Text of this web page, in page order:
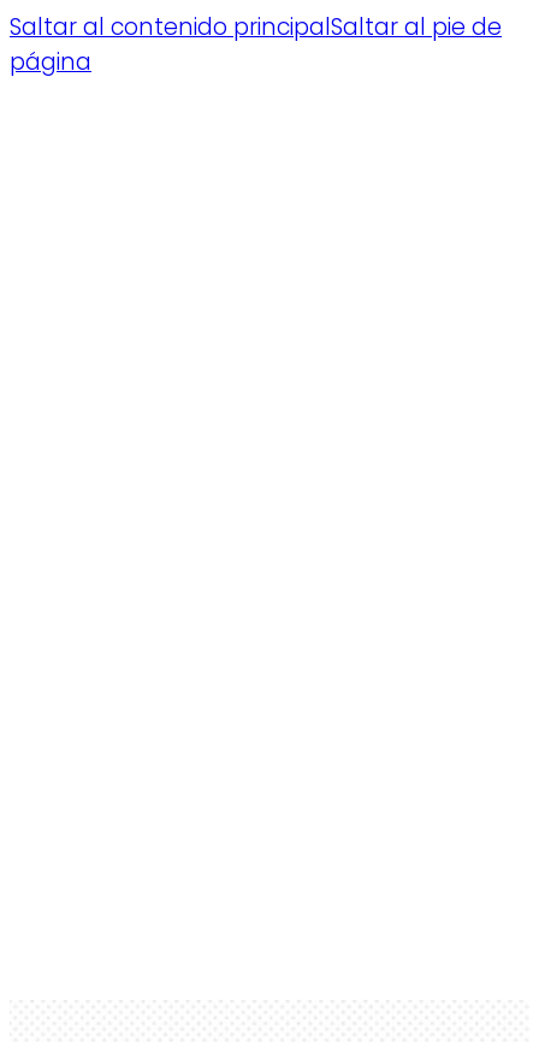
Saltar al contenido principalSaltar al pie de
página